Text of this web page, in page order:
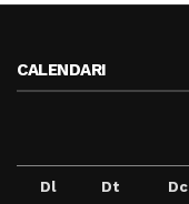
CALENDARI
Dl Dt Dc